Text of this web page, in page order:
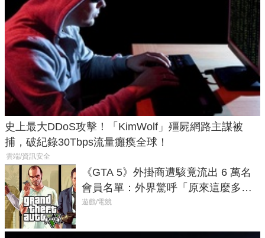
史上最大DDoS攻擊！「KimWolf」殭屍網路主謀被
捕，破紀錄30Tbps流量癱瘓全球！
雲端/資訊安全
《GTA 5》外掛商遭駭竟流出 6 萬名
會員名單：外界驚呼「原來這麼多人
在開掛！」
遊戲/電競